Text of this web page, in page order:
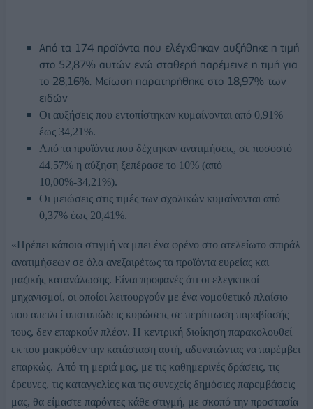
Από τα 174 προϊόντα που ελέγχθηκαν αυξήθηκε η τιμή
στο 52,87% αυτών ενώ σταθερή παρέμεινε η τιμή για
το 28,16%. Μείωση παρατηρήθηκε στο 18,97% των
ειδών
Οι αυξήσεις που εντοπίστηκαν κυμαίνονται από 0,91%
έως 34,21%.
Από τα προϊόντα που δέχτηκαν ανατιμήσεις, σε ποσοστό
44,57% η αύξηση ξεπέρασε το 10% (από
10,00%-34,21%).
Οι μειώσεις στις τιμές των σχολικών κυμαίνονται από
0,37% έως 20,41%.
«Πρέπει κάποια στιγμή να μπει ένα φρένο στο ατελείωτο σπιράλ
ανατιμήσεων σε όλα ανεξαιρέτως τα προϊόντα ευρείας και
μαζικής κατανάλωσης. Είναι προφανές ότι οι ελεγκτικοί
μηχανισμοί, οι οποίοι λειτουργούν με ένα νομοθετικό πλαίσιο
που απειλεί υποτυπώδεις κυρώσεις σε περίπτωση παραβίασής
τους, δεν επαρκούν πλέον. Η κεντρική διοίκηση παρακολουθεί
εκ του μακρόθεν την κατάσταση αυτή, αδυνατώντας να παρέμβει
επαρκώς. Από τη μεριά μας, με τις καθημερινές δράσεις, τις
έρευνες, τις καταγγελίες και τις συνεχείς δημόσιες παρεμβάσεις
μας, θα είμαστε παρόντες κάθε στιγμή, με σκοπό την προστασία